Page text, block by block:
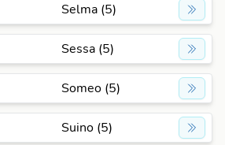
Selma (5)
Sessa (5)
Someo (5)
Suino (5)